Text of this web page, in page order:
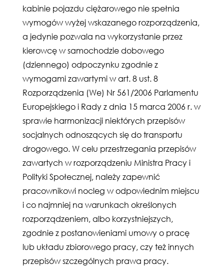
kabinie pojazdu ciężarowego nie spełnia
wymogów wyżej wskazanego rozporządzenia,
a jedynie pozwala na wykorzystanie przez
kierowcę w samochodzie dobowego
(dziennego) odpoczynku zgodnie z
wymogami zawartymi w art. 8 ust. 8
Rozporządzenia (We) Nr 561/2006 Parlamentu
Europejskiego i Rady z dnia 15 marca 2006 r. w
sprawie harmonizacji niektórych przepisów
socjalnych odnoszących się do transportu
drogowego. W celu przestrzegania przepisów
zawartych w rozporządzeniu Ministra Pracy i
Polityki Społecznej, należy zapewnić
pracownikowi nocleg w odpowiednim miejscu
i co najmniej na warunkach określonych
rozporządzeniem, albo korzystniejszych,
zgodnie z postanowieniami umowy o pracę
lub układu zbiorowego pracy, czy też innych
przepisów szczególnych prawa pracy.